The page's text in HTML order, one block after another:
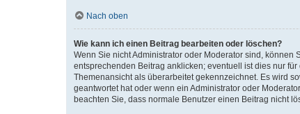
Nach oben
Wie kann ich einen Beitrag bearbeiten oder löschen?
Wenn Sie nicht Administrator oder Moderator sind,
entsprechenden Beitrag anklicken; eventuell ist dies nur
Themenansicht als überarbeitet gekennzeichnet. Es wird
geantwortet hat oder wenn ein Administrator oder
beachten Sie, dass normale Benutzer einen Beitrag nicht